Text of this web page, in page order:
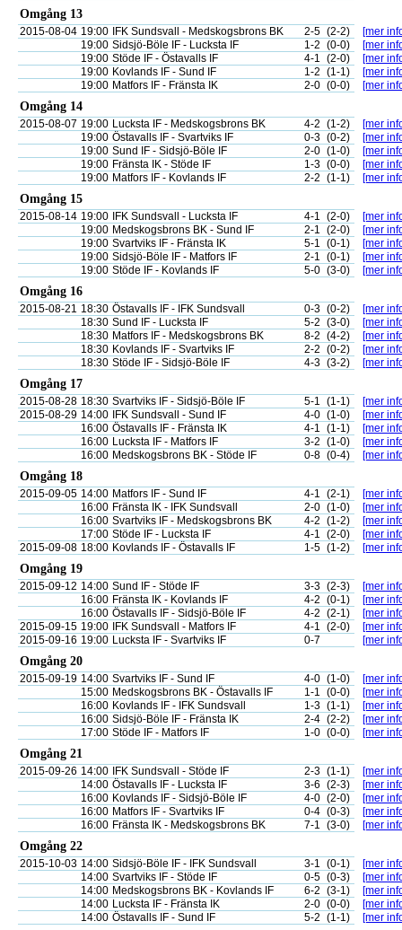
Omgång 13
2015-08-04 19:00 IFK Sundsvall - Medskogsbrons BK 2-5 (2-2)
[mer
19:00 Sidsjö-Böle IF - Lucksta IF 1-2 (0-0)
[mer
19:00 Stöde IF - Östavalls IF 4-1 (2-0)
[mer
19:00 Kovlands IF - Sund IF 1-2 (1-1)
[mer
19:00 Matfors IF - Fränsta IK 2-0 (0-0) [mer
Omgång 14
2015-08-07 19:00 Lucksta IF - Medskogsbrons BK 4-2 (1-2)
[mer
19:00 Östavalls IF - Svartviks IF 0-3 (0-2)
[mer
19:00 Sund IF - Sidsjö-Böle IF 2-0 (1-0)
[mer
19:00 Fränsta IK - Stöde IF 1-3 (0-0)
[mer
19:00 Matfors IF - Kovlands IF 2-2 (1-1) [mer
Omgång 15
2015-08-14 19:00 IFK Sundsvall - Lucksta IF 4-1 (2-0)
[mer
19:00 Medskogsbrons BK - Sund IF 2-1 (2-0)
[mer
19:00 Svartviks IF - Fränsta IK 5-1 (0-1)
[mer
19:00 Sidsjö-Böle IF - Matfors IF 2-1 (0-1)
[mer
19:00 Stöde IF - Kovlands IF 5-0 (3-0) [mer
Omgång 16
2015-08-21 18:30 Östavalls IF - IFK Sundsvall 0-3 (0-2)
[mer
18:30 Sund IF - Lucksta IF 5-2 (3-0)
[mer
18:30 Matfors IF - Medskogsbrons BK 8-2 (4-2)
[mer
18:30 Kovlands IF - Svartviks IF 2-2 (0-2)
[mer
18:30 Stöde IF - Sidsjö-Böle IF 4-3 (3-2) [mer
Omgång 17
2015-08-28 18:30 Svartviks IF - Sidsjö-Böle IF 5-1 (1-1)
[mer
2015-08-29 14:00 IFK Sundsvall - Sund IF 4-0 (1-0)
[mer
16:00 Östavalls IF - Fränsta IK 4-1 (1-1)
[mer
16:00 Lucksta IF - Matfors IF 3-2 (1-0)
[mer
16:00 Medskogsbrons BK - Stöde IF 0-8 (0-4) [mer
Omgång 18
2015-09-05 14:00 Matfors IF - Sund IF 4-1 (2-1)
[mer
16:00 Fränsta IK - IFK Sundsvall 2-0 (1-0)
[mer
16:00 Svartviks IF - Medskogsbrons BK 4-2 (1-2)
[mer
17:00 Stöde IF - Lucksta IF 4-1 (2-0)
[mer
2015-09-08 18:00 Kovlands IF - Östavalls IF 1-5 (1-2) [mer
Omgång 19
2015-09-12 14:00 Sund IF - Stöde IF 3-3 (2-3)
[mer
16:00 Fränsta IK - Kovlands IF 4-2 (0-1)
[mer
16:00 Östavalls IF - Sidsjö-Böle IF 4-2 (2-1)
[mer
2015-09-15 19:00 IFK Sundsvall - Matfors IF 4-1 (2-0)
[mer
2015-09-16 19:00 Lucksta IF - Svartviks IF 0-7 [mer
Omgång 20
2015-09-19 14:00 Svartviks IF - Sund IF 4-0 (1-0)
[mer
15:00 Medskogsbrons BK - Östavalls IF 1-1 (0-0)
[mer
16:00 Kovlands IF - IFK Sundsvall 1-3 (1-1)
[mer
16:00 Sidsjö-Böle IF - Fränsta IK 2-4 (2-2)
[mer
17:00 Stöde IF - Matfors IF 1-0 (0-0) [mer
Omgång 21
2015-09-26 14:00 IFK Sundsvall - Stöde IF 2-3 (1-1)
[mer
14:00 Östavalls IF - Lucksta IF 3-6 (2-3)
[mer
16:00 Kovlands IF - Sidsjö-Böle IF 4-0 (2-0)
[mer
16:00 Matfors IF - Svartviks IF 0-4 (0-3)
[mer
16:00 Fränsta IK - Medskogsbrons BK 7-1 (3-0) [mer
Omgång 22
2015-10-03 14:00 Sidsjö-Böle IF - IFK Sundsvall 3-1 (0-1)
[mer
14:00 Svartviks IF - Stöde IF 0-5 (0-3)
[mer
14:00 Medskogsbrons BK - Kovlands IF 6-2 (3-1)
[mer
14:00 Lucksta IF - Fränsta IK 2-0 (0-0)
[mer
14:00 Östavalls IF - Sund IF 5-2 (1-1) [mer